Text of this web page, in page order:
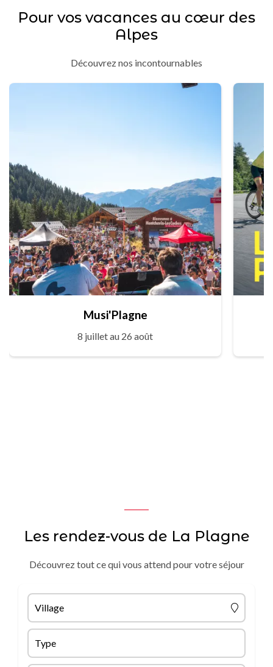
Pour vos vacances au cœur des
Alpes
Découvrez nos incontournables
Musi'Plagne
8 juillet au 26 août
Les rendez-vous de La Plagne
Découvrez tout ce qui vous attend pour votre séjour
Village
Type